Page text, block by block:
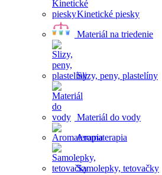
Kinetické piesky
Materiál na triedenie
Slizy, peny, plastelíny
Materiál do vody
Aromaterapia
Samolepky, tetovačky